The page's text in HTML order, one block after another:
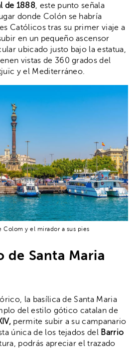
de 1888, este punto señala
donde Colón se habría
Católicos tras su primer viaje a
en un pequeño ascensor
ubicado justo bajo la estatua,
vistas de 360 grados del
y el Mediterráneo.
Colom y el mirador a sus pies
de Santa Maria
la basílica de Santa Maria
del estilo gótico catalan de
permite subir a su campanario
única de los tejados del Barrio
podrás apreciar el trazado